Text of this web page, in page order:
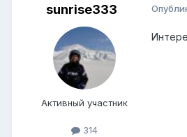
sunrise333
Активный участник
314